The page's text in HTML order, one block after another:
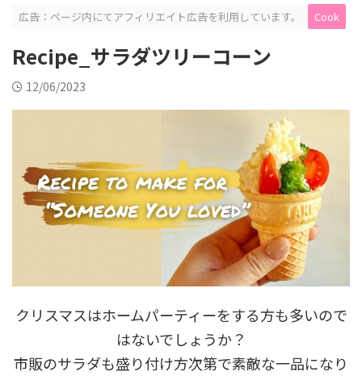
広告：ページ内にてアフィリエイト広告を利用しています。
Cook
Recipe_サラダツリーコーン
12/06/2023
クリスマスはホームパーティーをする方も多いので
はないでしょうか？
市販のサラダも盛り付け方次第で素敵な一品になり